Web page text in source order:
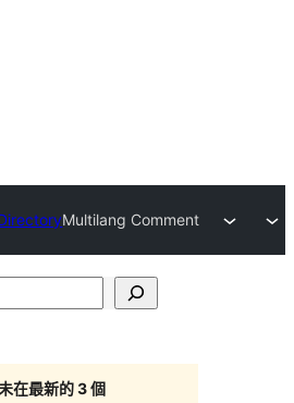
Multilang Comment
在最新的 3 個